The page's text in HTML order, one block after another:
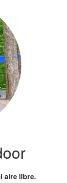
aire libre.